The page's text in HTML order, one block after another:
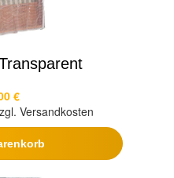
€
Versandkosten